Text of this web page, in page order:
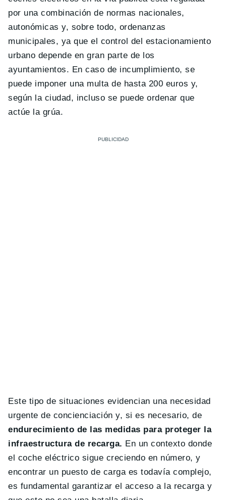
por una combinación de normas nacionales,
autonómicas y, sobre todo, ordenanzas
municipales, ya que el control del estacionamiento
urbano depende en gran parte de los
ayuntamientos. En caso de incumplimiento, se
puede imponer una multa de hasta 200 euros y,
según la ciudad, incluso se puede ordenar que
actúe la grúa.
Este tipo de situaciones evidencian una necesidad
urgente de concienciación y, si es necesario, de
endurecimiento de las medidas para proteger la
infraestructura de recarga. En un contexto donde
el coche eléctrico sigue creciendo en número, y
encontrar un puesto de carga es todavía complejo,
es fundamental garantizar el acceso a la recarga y